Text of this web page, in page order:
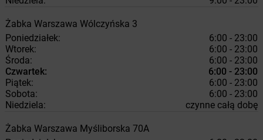
Żabka Warszawa Wólczyńska 3
Poniedziałek:
6:00 - 23:00
Wtorek:
6:00 - 23:00
Środa:
6:00 - 23:00
Czwartek:
6:00 - 23:00
Piątek:
6:00 - 23:00
Sobota:
6:00 - 23:00
Niedziela:
czynne całą dobę
Żabka Warszawa Myśliborska 70A